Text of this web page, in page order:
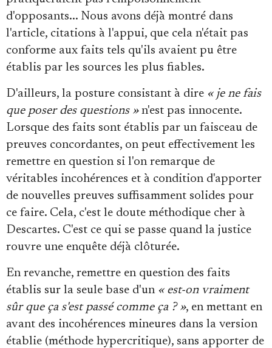
d'opposants... Nous avons déjà montré dans
l'article, citations à l'appui, que cela n'était pas
conforme aux faits tels qu'ils avaient pu être
établis par les sources les plus fiables.
D'ailleurs, la posture consistant à dire « je ne fais
que poser des questions »n'est pas innocente.
Lorsque des faits sont établis par un faisceau de
preuves concordantes, on peut effectivement les
remettre en question si l'on remarque de
véritables incohérences et à condition d'apporter
de nouvelles preuves suffisamment solides pour
ce faire. Cela, c'est le doute méthodique cher à
Descartes. C'est ce qui se passe quand la justice
rouvre une enquête déjà clôturée.
En revanche, remettre en question des faits
établis sur la seule base d'un« est-on vraiment
sûr que ça s'est passé comme ça ? », en mettant en
avant des incohérences mineures dans la version
établie (méthode hypercritique), sans apporter de